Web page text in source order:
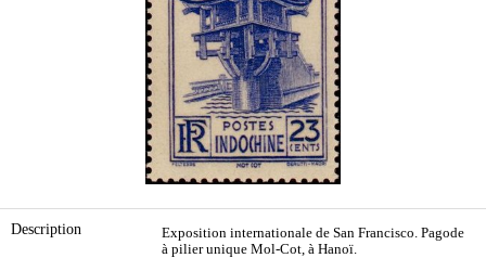
Description
Exposition internationale de San Francisco. Pagode
à pilier unique Mol-Cot, à Hanoï.